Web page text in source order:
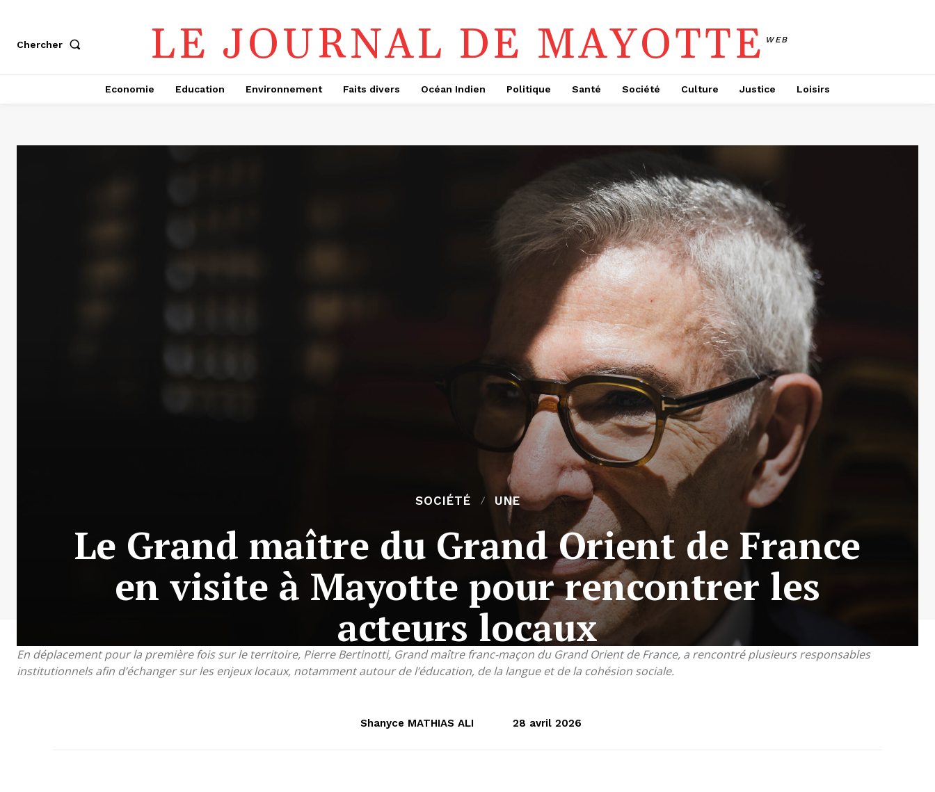
Chercher LE JOURNAL DE MAYOTTE WEB
Economie Education Environnement Faits divers Océan Indien Politique Santé Société Culture Justice Loisirs
En déplacement pour la première fois sur le territoire, Pierre Bertinotti, Grand maître franc-maçon du Grand Orient de France, a rencontré plusieurs responsables
institutionnels afin d’échanger sur les enjeux locaux, notamment autour de l’éducation, de la langue et de la cohésion sociale.
SOCIÉTÉ UNE
Le Grand maître du Grand Orient de France
en visite à Mayotte pour rencontrer les
acteurs locaux
Shanyce MATHIAS ALI 28 avril 2026